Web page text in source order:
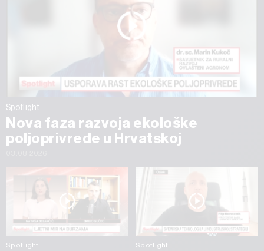
Spotlight
Nova faza razvoja ekološke
poljoprivrede u Hrvatskoj
Spotlight Spotlight